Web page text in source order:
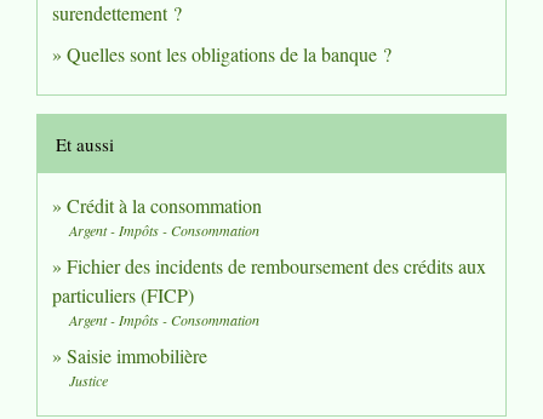
surendettement ?
Quelles sont les obligations de la banque ?
Et aussi
Crédit à la consommation
Argent - Impôts - Consommation
Fichier des incidents de remboursement des crédits aux
particuliers (FICP)
Argent - Impôts - Consommation
Saisie immobilière
Justice